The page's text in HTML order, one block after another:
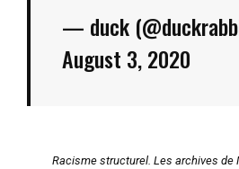
— duck
August 3, 2020
Racisme structurel. Les archives de